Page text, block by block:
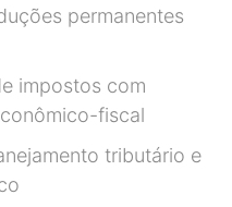
permanentes
impostos com
fiscal
tributário e